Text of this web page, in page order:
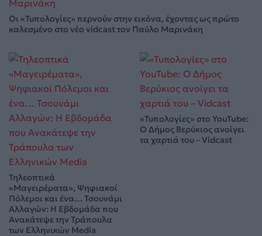
Οι «Τυπολογίες» περνούν στην εικόνα, έχοντας ως πρώτο
καλεσμένο στο νέο vidcast τον Παύλο Μαρινάκη
Τηλεοπτικά
«Μαγειρέματα», Ψηφιακοί
Πόλεμοι και ένα… Τσουνάμι
Αλλαγών: Η Εβδομάδα που
Ανακάτεψε την Τράπουλα
των Ελληνικών Media
«Τυπολογίες» στο YouTube:
Ο Δήμος Βερύκιος ανοίγει
τα χαρτιά του – Vidcast